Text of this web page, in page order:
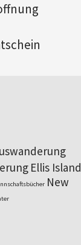
Ellis Island
New